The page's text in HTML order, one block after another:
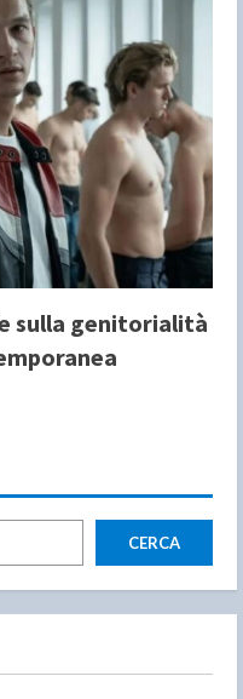
sulla genitorialità
CERCA